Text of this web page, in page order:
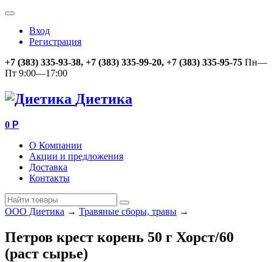
Вход
Регистрация
+7 (383) 335-93-38, +7 (383) 335-99-20, +7 (383) 335-95-75 Пн—
Пт 9:00—17:00
Диетика
0 Р
О Компании
Акции и предложения
Доставка
Контакты
ООО Диетика → Травяные сборы, травы →
Петров крест корень 50 г Хорст/60
(раст сырье)